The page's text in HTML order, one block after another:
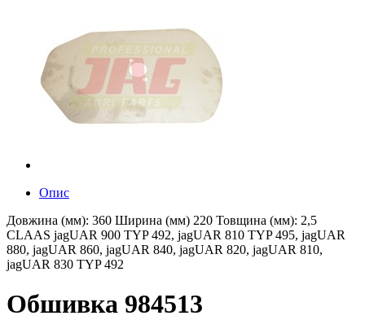
Опис
Довжина (мм): 360 Ширина (мм) 220 Товщина (мм): 2,5
CLAAS jagUAR 900 TYP 492, jagUAR 810 TYP 495, jagUAR
880, jagUAR 860, jagUAR 840, jagUAR 820, jagUAR 810,
jagUAR 830 TYP 492
Обшивка 984513